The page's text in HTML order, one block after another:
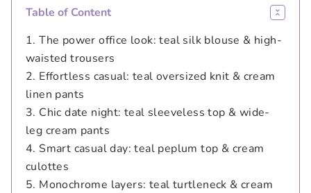
Table of Content
1. The power office look: teal silk blouse & high-
waisted trousers
2. Effortless casual: teal oversized knit & cream
linen pants
3. Chic date night: teal sleeveless top & wide-
leg cream pants
4. Smart casual day: teal peplum top & cream
culottes
5. Monochrome layers: teal turtleneck & cream